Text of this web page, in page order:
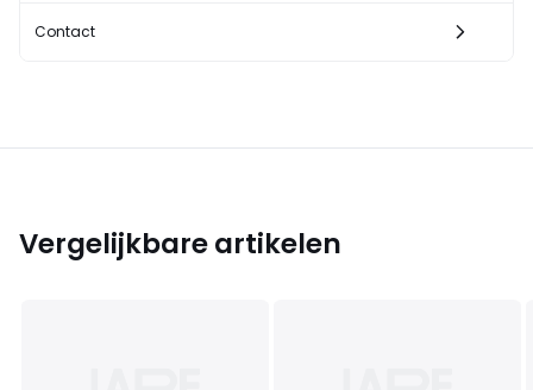
Contact
Vergelijkbare artikelen